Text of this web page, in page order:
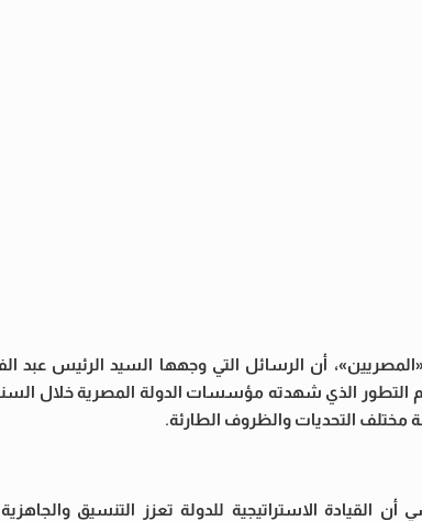
أن الرسائل التي وجهها السيد الرئيس عبد
الذي شهدته مؤسسات الدولة المصرية خلال
مختلف التحديات والظروف الطارئة.
أن القيادة الاستراتيجية للدولة تعزز التنسيق